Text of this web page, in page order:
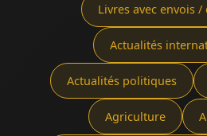
Livres avec envois /
Actualités
Actualités politiques
Agriculture